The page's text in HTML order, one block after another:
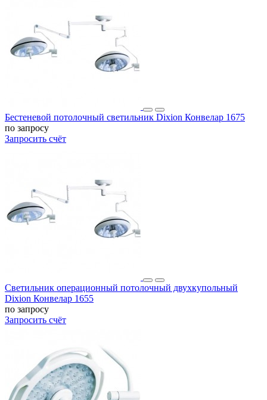
Бестеневой потолочный светильник Dixion Конвелар 1675
по запросу
Запросить счёт
Светильник операционный потолочный двухкупольный
Dixion Конвелар 1655
по запросу
Запросить счёт